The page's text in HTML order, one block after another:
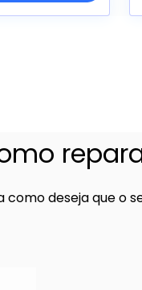
como deseja que o